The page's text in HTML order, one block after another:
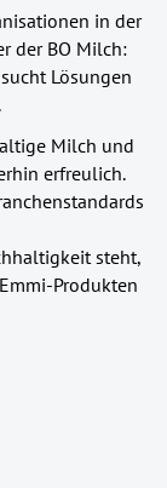
in der
der BO Milch:
Lösungen
Milch und
erfreulich.
steht,
Produkten